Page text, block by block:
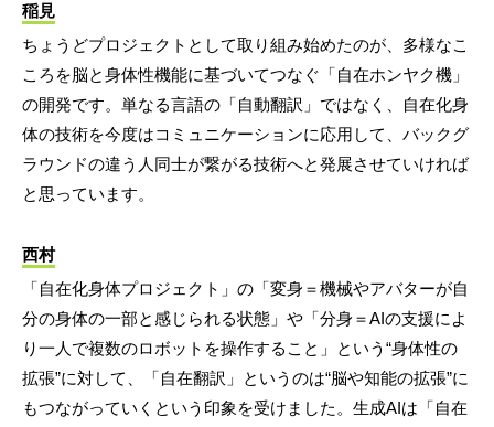
稲見
ちょうどプロジェクトとして取り組み始めたのが、多様なこ
ころを脳と身体性機能に基づいてつなぐ「自在ホンヤク機」
の開発です。単なる言語の「自動翻訳」ではなく、自在化身
体の技術を今度はコミュニケーションに応用して、バックグ
ラウンドの違う人同士が繋がる技術へと発展させていければ
と思っています。
西村
「自在化身体プロジェクト」の「変身＝機械やアバターが自
分の身体の一部と感じられる状態」や「分身＝AIの支援によ
り一人で複数のロボットを操作すること」という“身体性の
拡張”に対して、「自在翻訳」というのは“脳や知能の拡張”に
もつながっていくという印象を受けました。生成AIは「自在